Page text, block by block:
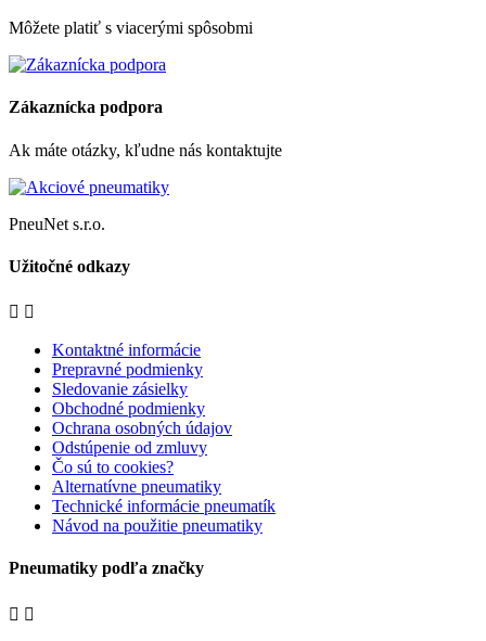
Môžete platiť s viacerými spôsobmi
Zákaznícka podpora
Ak máte otázky, kľudne nás kontaktujte
PneuNet s.r.o.
Užitočné odkazy
 
Kontaktné informácie
Prepravné podmienky
Sledovanie zásielky
Obchodné podmienky
Ochrana osobných údajov
Odstúpenie od zmluvy
Čo sú to cookies?
Alternatívne pneumatiky
Technické informácie pneumatík
Návod na použitie pneumatiky
Pneumatiky podľa značky
 